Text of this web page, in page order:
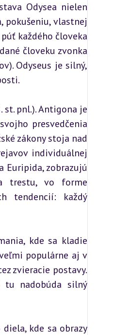
Odysea nielen
vlastnej
každého človeka
človeku zvonka
Odyseus je silný,
pnl.). Antigona je
presvedčenia
zákony stoja nad
individuálnej
Euripida, zobrazujú
trestu, vo forme
tendencií: každý
kde sa kladie
populárne aj v
zvieracie postavy.
nadobúda silný
kde sa obrazy